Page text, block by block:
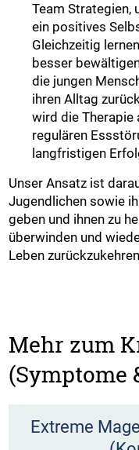
Team Strategien,
ein positives
Gleichzeitig
besser
die jungen
ihren Alltag
wird die Therapie
regulären
langfristigen
Unser Ansatz ist
Jugendlichen sowie
geben und ihnen zu
überwinden und
Leben
Mehr zum
(Symptome
Extreme